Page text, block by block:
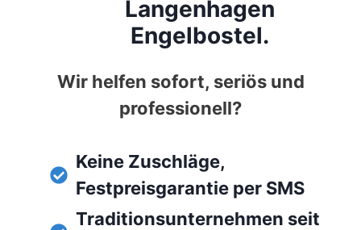
Langenhagen
Engelbostel.
Wir helfen sofort, seriös und
professionell?
Keine Zuschläge,
Festpreisgarantie per SMS
Traditionsunternehmen seit